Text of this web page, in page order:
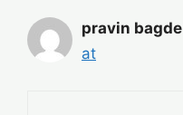
pravin bagde
at